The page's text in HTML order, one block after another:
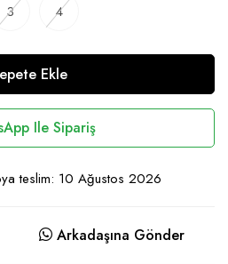
3 4
Ekle
Ile Sipariş
teslim: 10 Ağustos 2026
Arkadaşına Gönder